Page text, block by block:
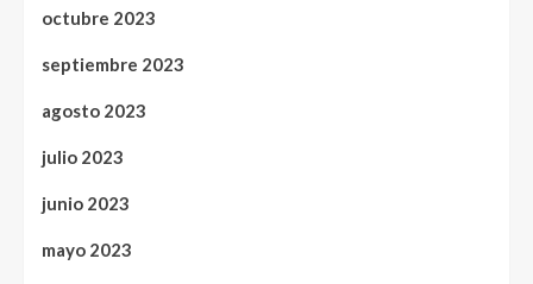
octubre 2023
septiembre 2023
agosto 2023
julio 2023
junio 2023
mayo 2023